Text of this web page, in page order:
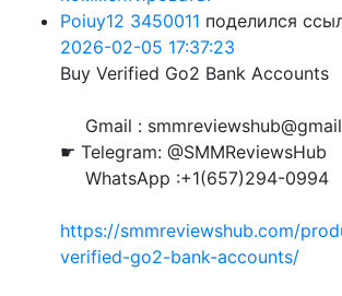
Poiuy12 3450011 поделился
2026-02-05 17:37:23
Buy Verified Go2 Bank Accounts
Gmail :
☛ Telegram: @SMMReviewsHub
WhatsApp :+1(657)294-0994
https://smmreviewshub.com/
verified-go2-bank-accounts/